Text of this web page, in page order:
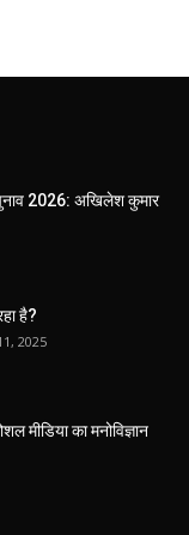
2026: अखिलेश कुमार
है?
2025
का मनोविज्ञान